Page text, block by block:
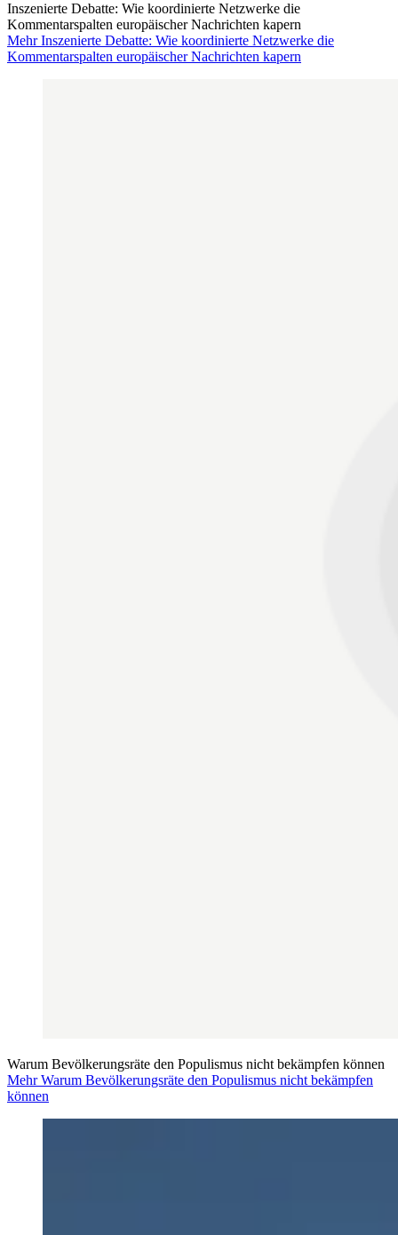
Inszenierte Debatte: Wie koordinierte Netzwerke die
Kommentarspalten europäischer Nachrichten kapern
Mehr Inszenierte Debatte: Wie koordinierte Netzwerke die
Kommentarspalten europäischer Nachrichten kapern
Warum Bevölkerungsräte den Populismus nicht bekämpfen können
Mehr Warum Bevölkerungsräte den Populismus nicht bekämpfen
können